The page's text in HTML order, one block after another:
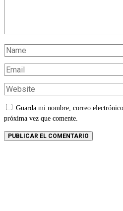
Guarda mi nombre, correo
próxima vez que comente.